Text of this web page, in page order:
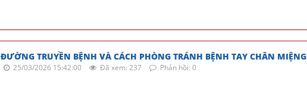
ĐƯỜNG TRUYỀN BỆNH VÀ CÁCH PHÒNG TRÁNH BỆNH TAY CHÂN MIỆNG
25/03/2026 15:42:00 Đã xem: 237 Phản hồi: 0